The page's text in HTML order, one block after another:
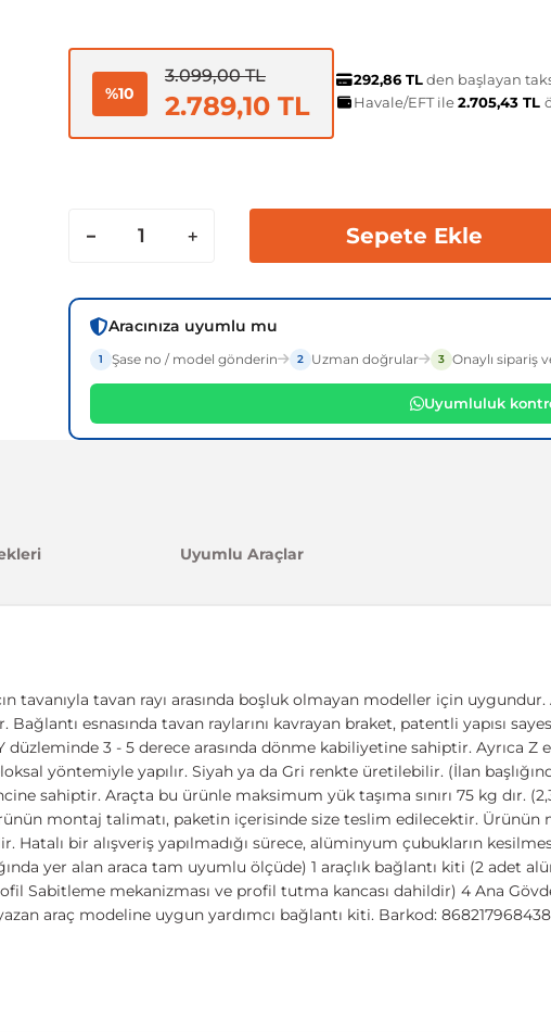
%10
3.099,00 TL
2.789,10 TL
292,86 TLden başlayan
Havale/EFT ile2.705,43 TL
Sepete Ekle
Aracınıza uyumlu mu
1 Şase no / model gönderin 2 Uzman doğrular 3 Onaylı sipariş
Uyumluluk
Uyumlu Araçlar
tavanıyla tavan rayı arasında boşluk olmayan modeller için
Bağlantı esnasında tavan raylarını kavrayan braket, patentli yapısı
düzleminde 3 - 5 derece arasında dönme kabiliyetine sahiptir. Ayrıca
yöntemiyle yapılır. Siyah ya da Gri renkte üretilebilir. (İlan
sahiptir. Araçta bu ürünle maksimum yük taşıma sınırı 75 kg dır.
montaj talimatı, paketin içerisinde size teslim edilecektir. Ürünün
Hatalı bir alışveriş yapılmadığı sürece, alüminyum çubukların
yer alan araca tam uyumlu ölçüde) 1 araçlık bağlantı kiti (2 adet
Sabitleme mekanizması ve profil tutma kancası dahildir) 4 Ana
araç modeline uygun yardımcı bağlantı kiti. Barkod: